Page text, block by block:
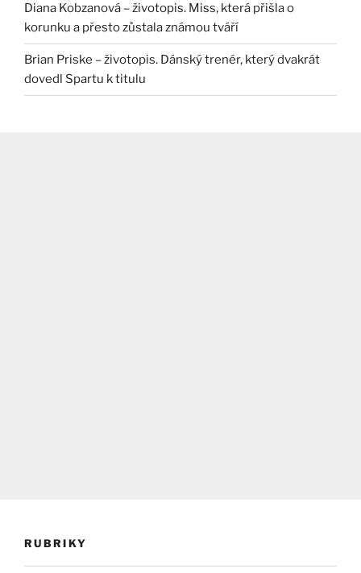
Diana Kobzanová – životopis. Miss, která přišla o
korunku a přesto zůstala známou tváří
Brian Priske – životopis. Dánský trenér, který dvakrát
dovedl Spartu k titulu
RUBRIKY